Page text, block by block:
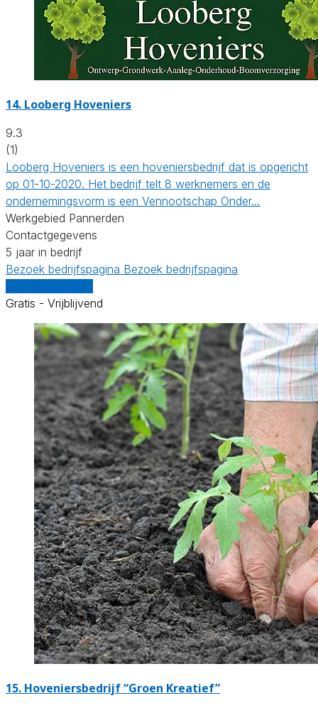
14. Looberg Hoveniers
9.3
(1)
Looberg Hoveniers is een hoveniersbedrijf dat is opgericht
op 01-10-2020. Het bedrijf telt 8 werknemers en de
ondernemingsvorm is een Vennootschap Onder…
Werkgebied Pannerden
Contactgegevens
5 jaar in bedrijf
Bezoek bedrijfspagina Bezoek bedrijfspagina
Gratis - Vrijblijvend
15. Hoveniersbedrijf “Groen Kreatief”